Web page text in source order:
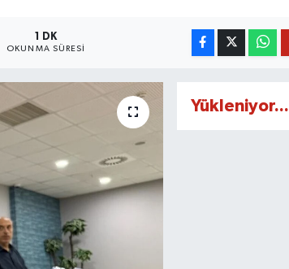
1 DK
OKUNMA SÜRESI
Yükleniyor...